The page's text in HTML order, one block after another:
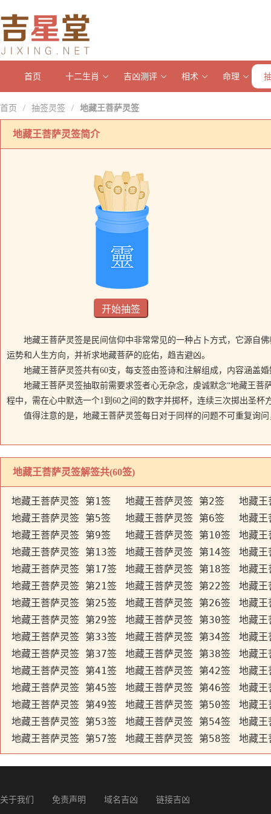
首页 十二生肖 吉凶测评 相术 命理
首页 / 抽签灵签 / 地藏王菩萨灵签
地藏王菩萨灵签简介
地藏王菩萨灵签是民间信仰中非常常见的一种占卜方式，它源自
运势和人生方向，并祈求地藏菩萨的庇佑，趋吉避凶。
地藏王菩萨灵签共有60支，每支签由签诗和注解组成，内容涵盖
地藏王菩萨灵签抽取前需要求签者心无杂念，虔诚默念“地藏王
程中，需在心中默选一个1到60之间的数字并掷杯，连续三次掷出圣杯
值得注意的是，地藏王菩萨灵签每日对于同样的问题不可重复询
地藏王菩萨灵签解签共(60签)
地藏王菩萨灵签 第1签 地藏王菩萨灵签 第2签
地藏
地藏王菩萨灵签 第5签
地藏王菩萨灵签 第6签
地藏
地藏王菩萨灵签 第9签
地藏王菩萨灵签 第10签
地藏
地藏王菩萨灵签 第13签
地藏王菩萨灵签 第14签
地藏
地藏王菩萨灵签 第17签
地藏王菩萨灵签 第18签
地藏
地藏王菩萨灵签 第21签
地藏王菩萨灵签 第22签
地藏
地藏王菩萨灵签 第25签
地藏王菩萨灵签 第26签
地藏
地藏王菩萨灵签 第29签
地藏王菩萨灵签 第30签
地藏
地藏王菩萨灵签 第33签
地藏王菩萨灵签 第34签
地藏
地藏王菩萨灵签 第37签
地藏王菩萨灵签 第38签
地藏
地藏王菩萨灵签 第41签
地藏王菩萨灵签 第42签
地藏
地藏王菩萨灵签 第45签
地藏王菩萨灵签 第46签
地藏
地藏王菩萨灵签 第49签
地藏王菩萨灵签 第50签
地藏
地藏王菩萨灵签 第53签
地藏王菩萨灵签 第54签
地藏
地藏王菩萨灵签 第57签
地藏王菩萨灵签 第58签 地藏
关于我们 免责声明 域名吉凶 链接吉凶